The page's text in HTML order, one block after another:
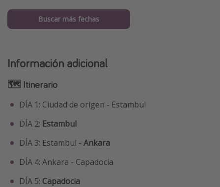
Buscar más fechas
Información adicional
🗺️ Itinerario
DÍA 1: Ciudad de origen - Estambul
DÍA 2: Estambul
DÍA 3: Estambul - Ankara
DÍA 4: Ankara - Capadocia
DÍA 5: Capadocia